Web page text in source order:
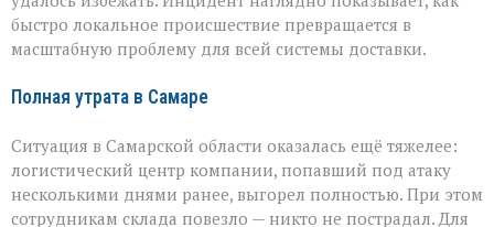
быстро локальное происшествие превращается в
масштабную проблему для всей системы доставки.
Полная утрата в Самаре
Ситуация в Самарской области оказалась ещё тяжелее:
логистический центр компании, попавший под атаку
несколькими днями ранее, выгорел полностью. При этом
сотрудникам склада повезло — никто не пострадал. Для